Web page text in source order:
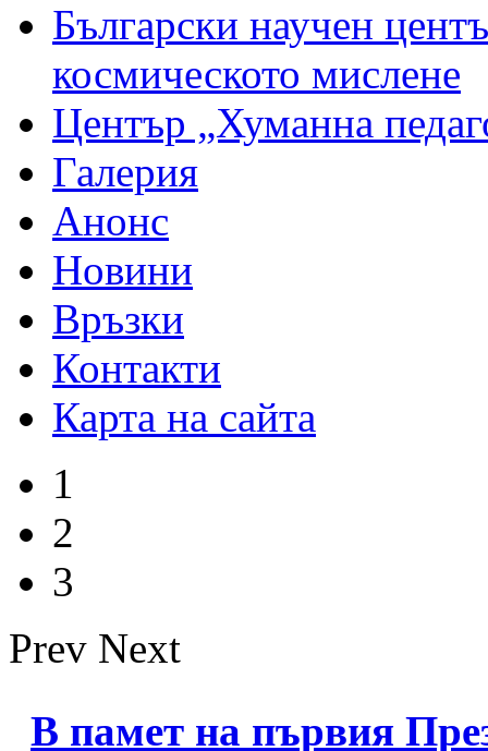
Български научен
космическото мислене
Център „Хуманна
Галерия
Анонс
Новини
Връзки
Контакти
Карта на сайта
1
2
3
Prev Next
В памет на първия